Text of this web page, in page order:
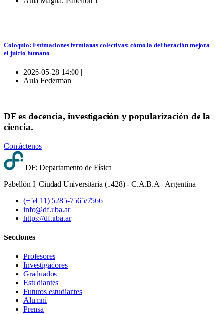
Coloquio: Estimaciones fermianas colectivas: cómo la deliberación mejora
el juicio humano
2026-05-28 14:00 |
Aula Federman
DF es docencia, investigación y popularización de la
ciencia.
Contáctenos
DF: Departamento de Física
Pabellón I, Ciudad Universitaria (1428) - C.A.B.A - Argentina
(+54 11) 5285-7565/7566
info@df.uba.ar
https://df.uba.ar
Secciones
Profesores
Investigadores
Graduados
Estudiantes
Futuros estudiantes
Alumni
Prensa